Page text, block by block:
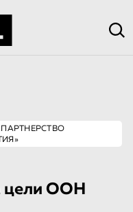
цели ООН